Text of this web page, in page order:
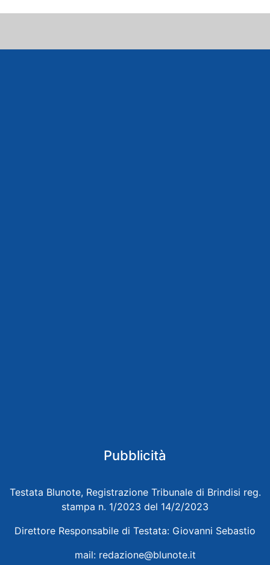
Pubblicità
Testata Blunote, Registrazione Tribunale di Brindisi reg.
stampa n. 1/2023 del 14/2/2023
Direttore Responsabile di Testata: Giovanni Sebastio
mail: redazione@blunote.it